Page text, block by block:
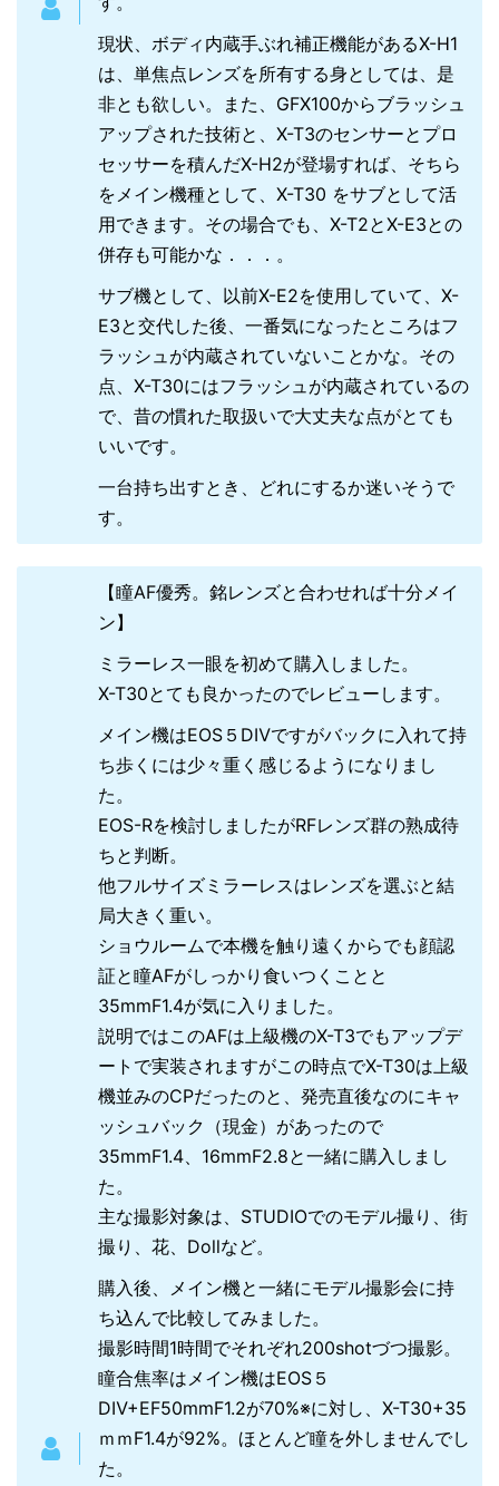
現状、ボディ内蔵手ぶれ補正機能があるX-H1
は、単焦点レンズを所有する身としては、是
非とも欲しい。また、GFX100からブラッシュ
アップされた技術と、X-T3のセンサーとプロ
セッサーを積んだX-H2が登場すれば、そちら
をメイン機種として、X-T30 をサブとして活
用できます。その場合でも、X-T2とX-E3との
併存も可能かな．．．。
サブ機として、以前X-E2を使用していて、X-
E3と交代した後、一番気になったところはフ
ラッシュが内蔵されていないことかな。その
点、X-T30にはフラッシュが内蔵されているの
で、昔の慣れた取扱いで大丈夫な点がとても
いいです。
一台持ち出すとき、どれにするか迷いそうで
す。
【瞳AF優秀。銘レンズと合わせれば十分メイ
ン】
ミラーレス一眼を初めて購入しました。
X-T30とても良かったのでレビューします。
メイン機はEOS５DⅣですがバックに入れて持
ち歩くには少々重く感じるようになりまし
た。
EOS-Rを検討しましたがRFレンズ群の熟成待
ちと判断。
他フルサイズミラーレスはレンズを選ぶと結
局大きく重い。
ショウルームで本機を触り遠くからでも顔認
証と瞳AFがしっかり食いつくことと
35mmF1.4が気に入りました。
説明ではこのAFは上級機のX-T3でもアップデ
ートで実装されますがこの時点でX-T30は上級
機並みのCPだったのと、発売直後なのにキャ
ッシュバック（現金）があったので
35mmF1.4、16mmF2.8と一緒に購入しまし
た。
主な撮影対象は、STUDIOでのモデル撮り、街
撮り、花、Dollなど。
購入後、メイン機と一緒にモデル撮影会に持
ち込んで比較してみました。
撮影時間1時間でそれぞれ200shotづつ撮影。
瞳合焦率はメイン機はEOS５
DⅣ+EF50mmF1.2が70%※に対し、X-T30+35
ｍｍF1.4が92%。ほとんど瞳を外しませんでし
た。